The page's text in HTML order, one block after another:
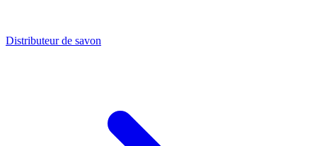
Distributeur de savon